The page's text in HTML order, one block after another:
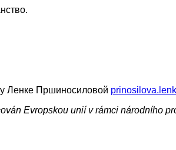
Ленке Пршиносиловой
Evropskou unií v rámci národního